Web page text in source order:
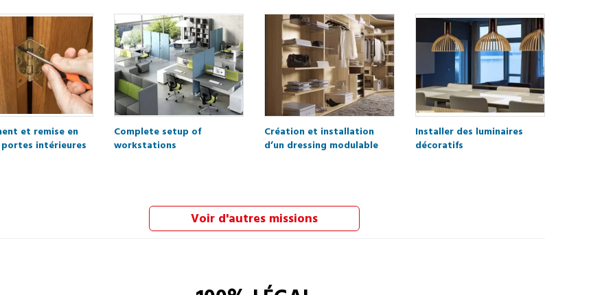
et remise en
intérieures
Complete setup of
workstations
Création et installation
d’un dressing modulable
Installer des luminaires
décoratifs
Voir d'autres missions